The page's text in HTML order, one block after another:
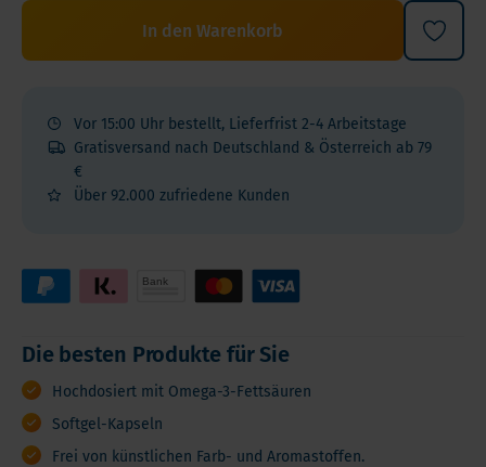
In den Warenkorb
Vor 15:00 Uhr bestellt, Lieferfrist 2-4 Arbeitstage
Gratisversand nach Deutschland & Österreich ab 79
€
Über 92.000 zufriedene Kunden
Die besten Produkte für Sie
Hochdosiert mit Omega-3-Fettsäuren
Softgel-Kapseln
Frei von künstlichen Farb- und Aromastoffen.